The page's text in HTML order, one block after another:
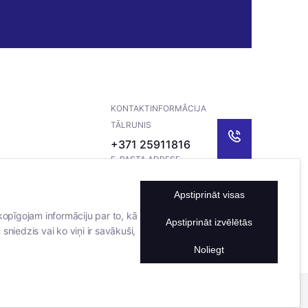
KONTAKTINFORMĀCIJA
TĀLRUNIS
+371 25911816
E-PASTA ADRESE
info@bertasnams.lv
informāciju par to, kā
vai ko viņi ir savākuši,
Apstiprināt visas
Apstiprināt izvēlētās
Noliegt